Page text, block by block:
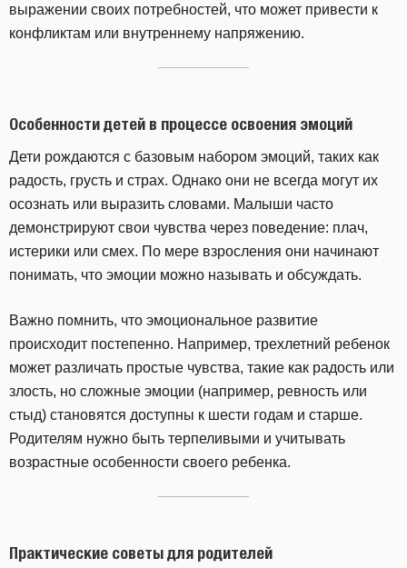
выражении своих потребностей, что может привести к
конфликтам или внутреннему напряжению.
Особенности детей в процессе освоения эмоций
Дети рождаются с базовым набором эмоций, таких как
радость, грусть и страх. Однако они не всегда могут их
осознать или выразить словами. Малыши часто
демонстрируют свои чувства через поведение: плач,
истерики или смех. По мере взросления они начинают
понимать, что эмоции можно называть и обсуждать.
Важно помнить, что эмоциональное развитие
происходит постепенно. Например, трехлетний ребенок
может различать простые чувства, такие как радость или
злость, но сложные эмоции (например, ревность или
стыд) становятся доступны к шести годам и старше.
Родителям нужно быть терпеливыми и учитывать
возрастные особенности своего ребенка.
Практические советы для родителей